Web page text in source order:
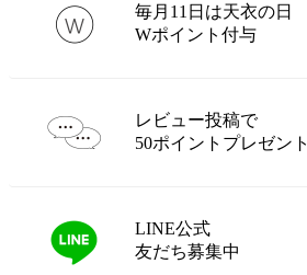
毎月11日は天衣の日
Wポイント付与
レビュー投稿で
50ポイントプレゼント
LINE公式
友だち募集中